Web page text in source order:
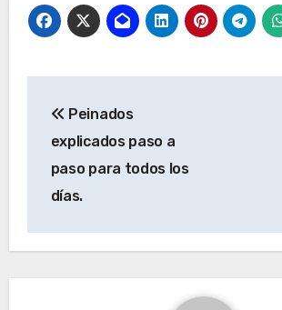
de
entradas
Peinados
explicados paso a
paso para todos los
días.